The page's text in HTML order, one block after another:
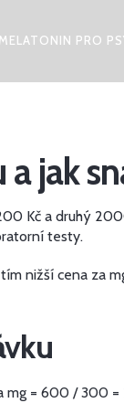
MELATONIN PRO
jak
Kč a druhý
testy.
nižší cena za
= 600 / 300